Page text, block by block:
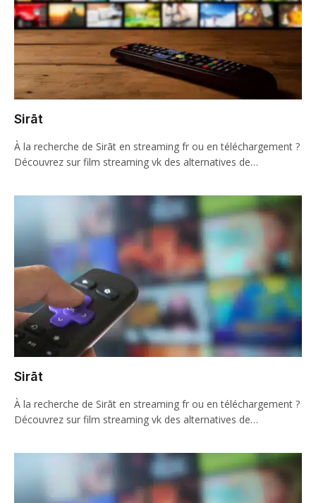
Sirāt
À la recherche de Sirāt en streaming fr ou en téléchargement ?
Découvrez sur film streaming vk des alternatives de…
Sirāt
À la recherche de Sirāt en streaming fr ou en téléchargement ?
Découvrez sur film streaming vk des alternatives de…